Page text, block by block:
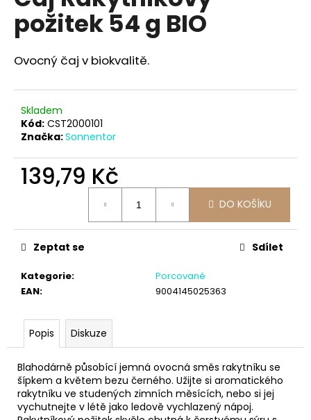
5
hvězdiček.
požitek 54 g BIO
Ovocný čaj v biokvalitě.
Skladem
Kód: CST2000101
Značka:Sonnentor
139,79 Kč
DO KOŠÍKU
Kategorie:
Porcované
EAN: 9004145025363
Zeptat se Sdílet
Popis Diskuze
Blahodárně působící jemná ovocná směs rakytníku se
šípkem a květem bezu černého. Užijte si aromatického
rakytníku ve studených zimních měsících, nebo si jej
vychutnejte v létě jako ledově vychlazený nápoj.
a
j
í
t
?
HLEDAT
p
u
j
e
m
e